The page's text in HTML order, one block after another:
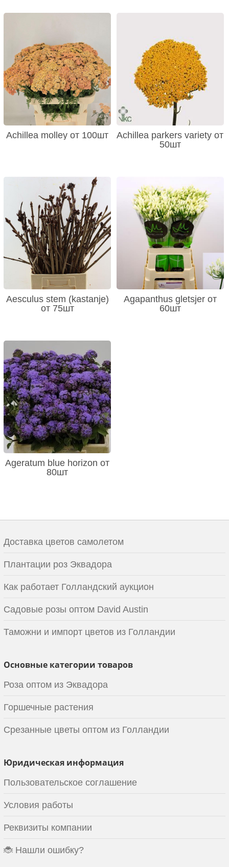
Achillea molley от 100шт
Achillea parkers variety от
50шт
Aesculus stem (kastanje)
от 75шт
Agapanthus gletsjer от
60шт
Ageratum blue horizon от
80шт
Доставка цветов самолетом
Плантации роз Эквадора
Как работает Голландский аукцион
Садовые розы оптом David Austin
Таможни и импорт цветов из Голландии
Основные категории товаров
Роза оптом из Эквадора
Горшечные растения
Срезанные цветы оптом из Голландии
Юридическая информация
Пользовательское соглашение
Условия работы
Реквизиты компании
🐞 Нашли ошибку?